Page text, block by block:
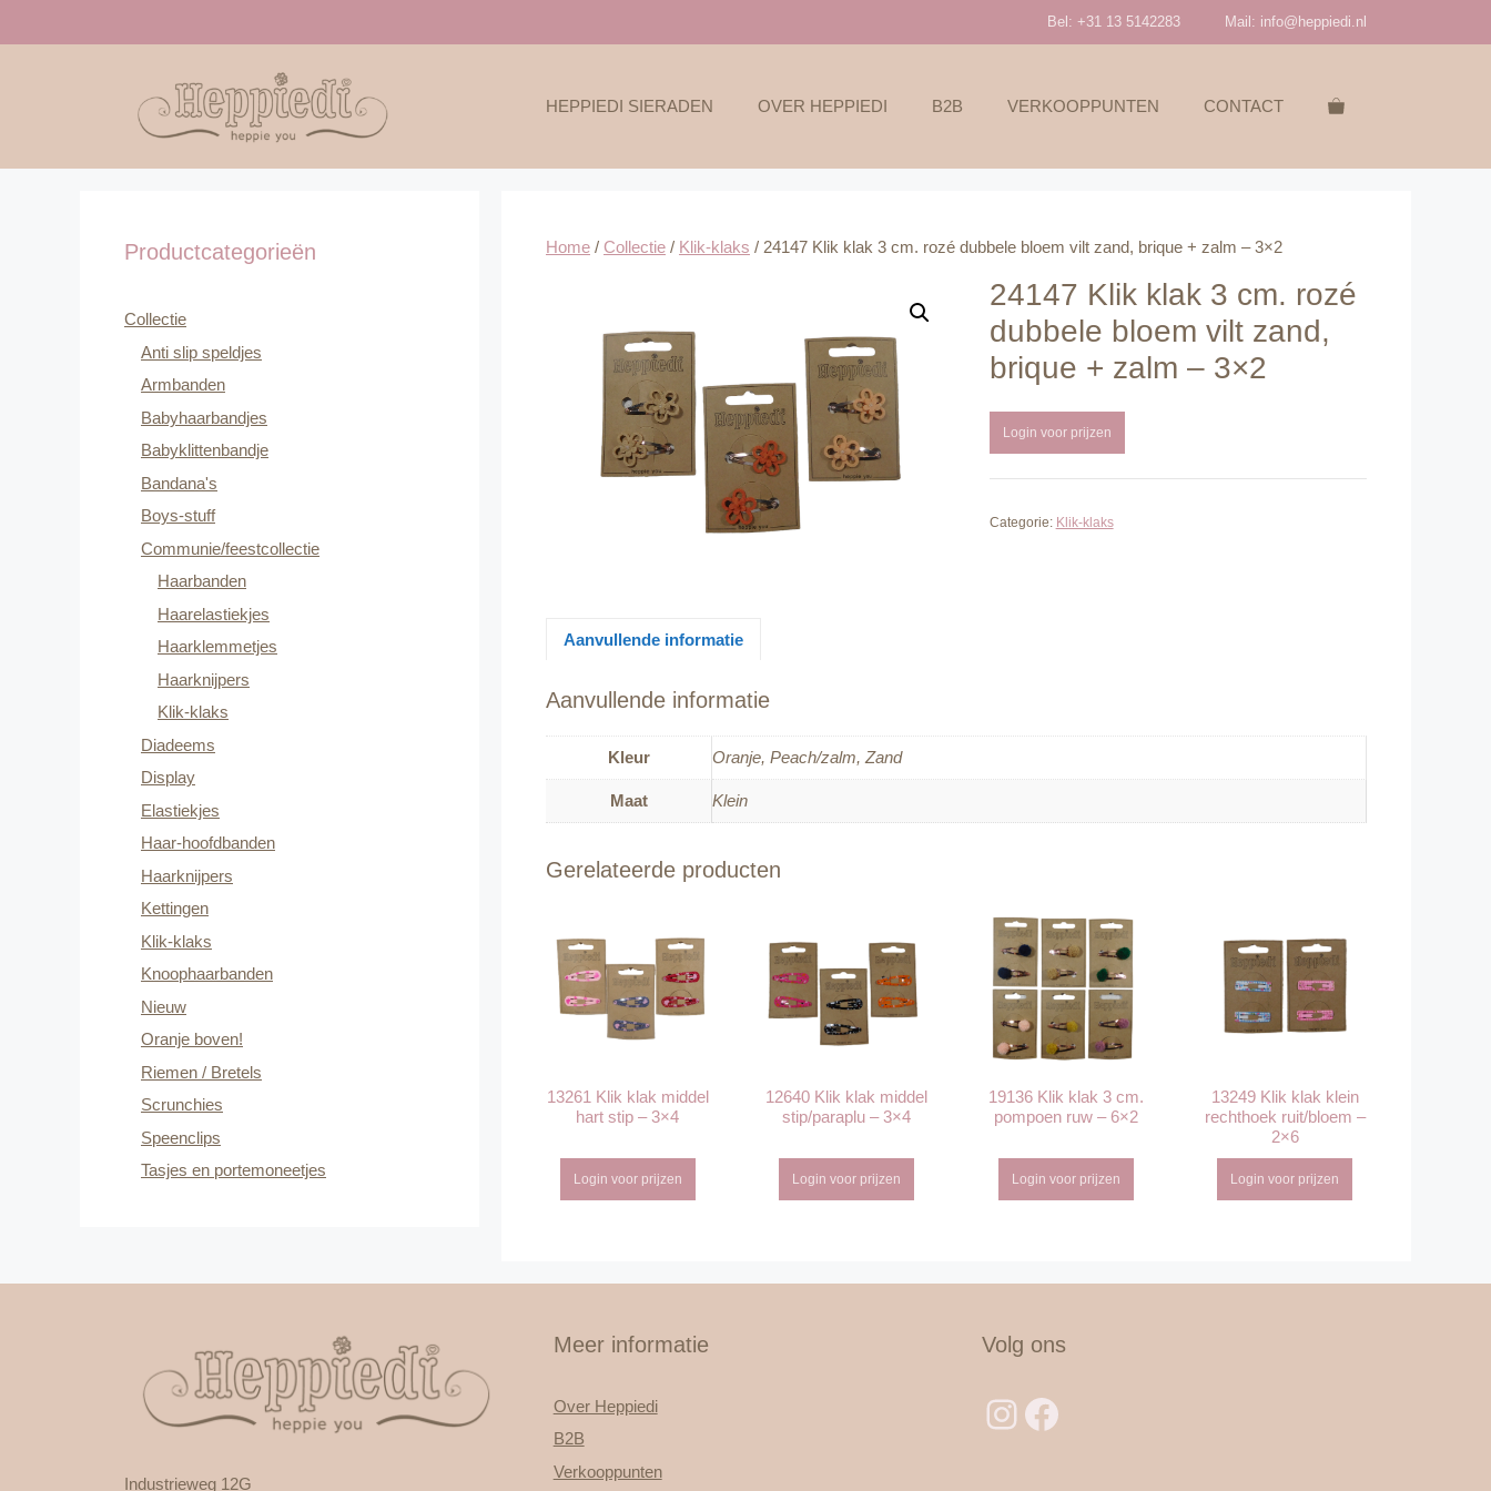
Bel: +31 13 5142283 Mail: info@heppiedi.nl
HEPPIEDI SIERADEN OVER HEPPIEDI B2B VERKOOPPUNTEN CONTACT
Home / Collectie / Klik-klaks / 24147 Klik klak 3 cm. rozé dubbele bloem vilt zand, brique + zalm – 3×2
24147 Klik klak 3 cm. rozé
dubbele bloem vilt zand,
brique + zalm – 3×2
Login voor prijzen
Categorie: Klik-klaks
Aanvullende informatie
Aanvullende informatie
Kleur Oranje, Peach/zalm, Zand
Maat Klein
Gerelateerde producten
13261 Klik klak middel
hart stip – 3×4
Login voor prijzen
12640 Klik klak middel
stip/paraplu – 3×4
Login voor prijzen
19136 Klik klak 3 cm.
pompoen ruw – 6×2
Login voor prijzen
13249 Klik klak klein
rechthoek ruit/bloem –
2×6
Login voor prijzen
Productcategorieën
Collectie
Anti slip speldjes
Armbanden
Babyhaarbandjes
Babyklittenbandje
Bandana's
Boys-stuff
Communie/feestcollectie
Haarbanden
Haarelastiekjes
Haarklemmetjes
Haarknijpers
Klik-klaks
Diadeems
Display
Elastiekjes
Haar-hoofdbanden
Haarknijpers
Kettingen
Klik-klaks
Knoophaarbanden
Nieuw
Oranje boven!
Riemen / Bretels
Scrunchies
Speenclips
Tasjes en portemoneetjes
Industrieweg 12G
Meer informatie
Over Heppiedi
B2B
Verkooppunten
Volg ons
Instagram
Facebook